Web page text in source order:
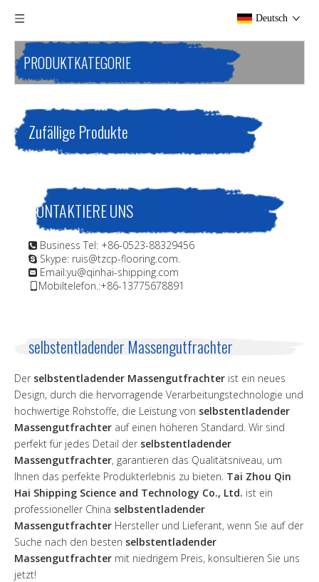
Deutsch
PRODUKTKATEGORIE
Zufällige Produkte
KONTAKTIERE UNS
 Business Tel: +86-0523-88329456
 Skype: ruis@tzcp-flooring.com.
 Email:yu@qinhai-shipping.com
Mobiltelefon.:+86-13775678891
selbstentladender Massengutfrachter
Der selbstentladender Massengutfrachter ist ein neues
Design, durch die hervorragende Verarbeitungstechnologie und
hochwertige Rohstoffe, die Leistung von selbstentladender
Massengutfrachter auf einen höheren Standard. Wir sind
perfekt für jedes Detail der selbstentladender
Massengutfrachter, garantieren das Qualitätsniveau, um
Ihnen das perfekte Produkterlebnis zu bieten. Tai Zhou Qin
Hai Shipping Science and Technology Co., Ltd. ist ein
professioneller China selbstentladender
Massengutfrachter Hersteller und Lieferant, wenn Sie auf der
Suche nach den besten selbstentladender
Massengutfrachter mit niedrigem Preis, konsultieren Sie uns
jetzt!